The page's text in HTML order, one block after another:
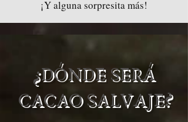
¡Y alguna sorpresita más!
¿DÓNDE SERÁ
CACAO SALVAJE?